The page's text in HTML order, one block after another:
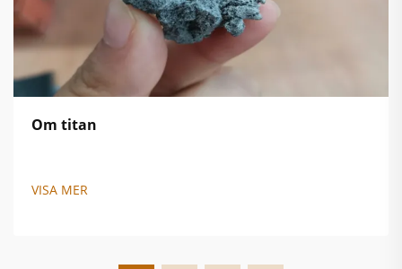
Om titan
VISA MER